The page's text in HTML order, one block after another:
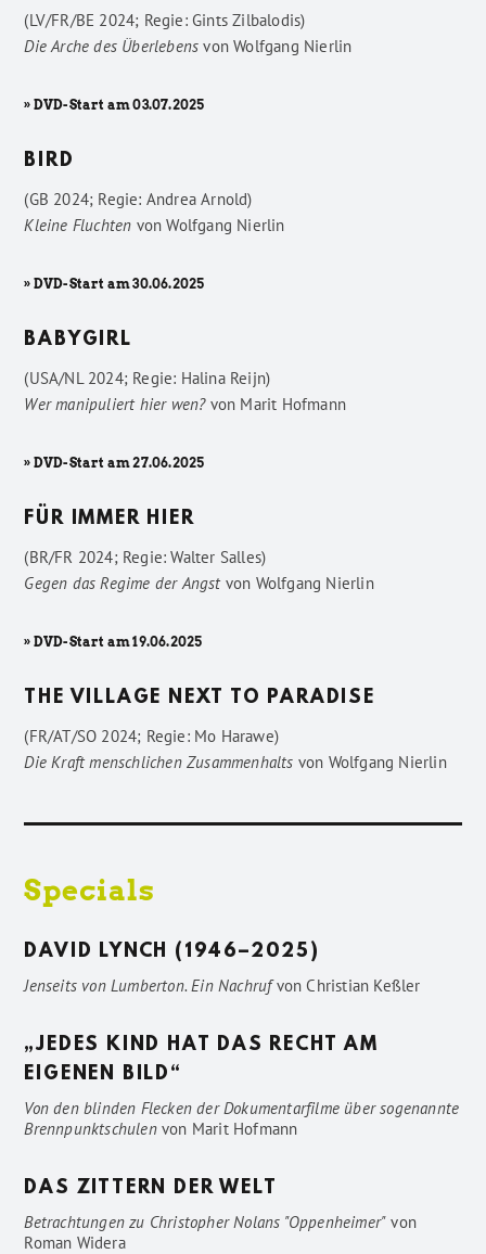
(LV/FR/BE 2024; Regie: Gints Zilbalodis)
Die Arche des Überlebens vonWolfgang Nierlin
» DVD-Start am 03.07.2025
BIRD
(GB 2024; Regie: Andrea Arnold)
Kleine Fluchten vonWolfgang Nierlin
» DVD-Start am 30.06.2025
BABYGIRL
(USA/NL 2024; Regie: Halina Reijn)
Wer manipuliert hier wen?von Marit Hofmann
» DVD-Start am 27.06.2025
FÜR IMMER HIER
(BR/FR 2024; Regie: Walter Salles)
Gegen das Regime der Angstvon Wolfgang Nierlin
» DVD-Start am 19.06.2025
THE VILLAGE NEXT TO PARADISE
(FR/AT/SO 2024; Regie: Mo Harawe)
Die Kraft menschlichen Zusammenhalts von Wolfgang Nierlin
Specials
DAVID LYNCH (1946–2025)
Jenseits von Lumberton. Ein NachrufvonChristian Keßler
„JEDES KIND HAT DAS RECHT AM
EIGENEN BILD“
Von den blinden Flecken der Dokumentarfilme über sogenannte
Brennpunktschulenvon Marit Hofmann
DAS ZITTERN DER WELT
Betrachtungen zu Christopher Nolans "Oppenheimer" von
Roman Widera